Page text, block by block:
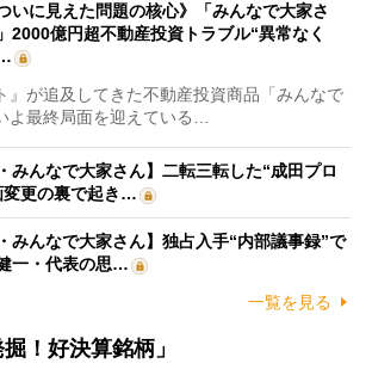
ついに見えた問題の核心》「みんなで大家さ
2000億円超不動産投資トラブル“異常なく
が追及してきた不動産投資商品「みんなで
よ最終局面を迎えている…
みんなで大家さん】二転三転した“成田プロ
変更の裏で起き…
みんなで大家さん】独占入手“内部議事録”で
一・代表の思…
一覧を見る
！好決算銘柄」